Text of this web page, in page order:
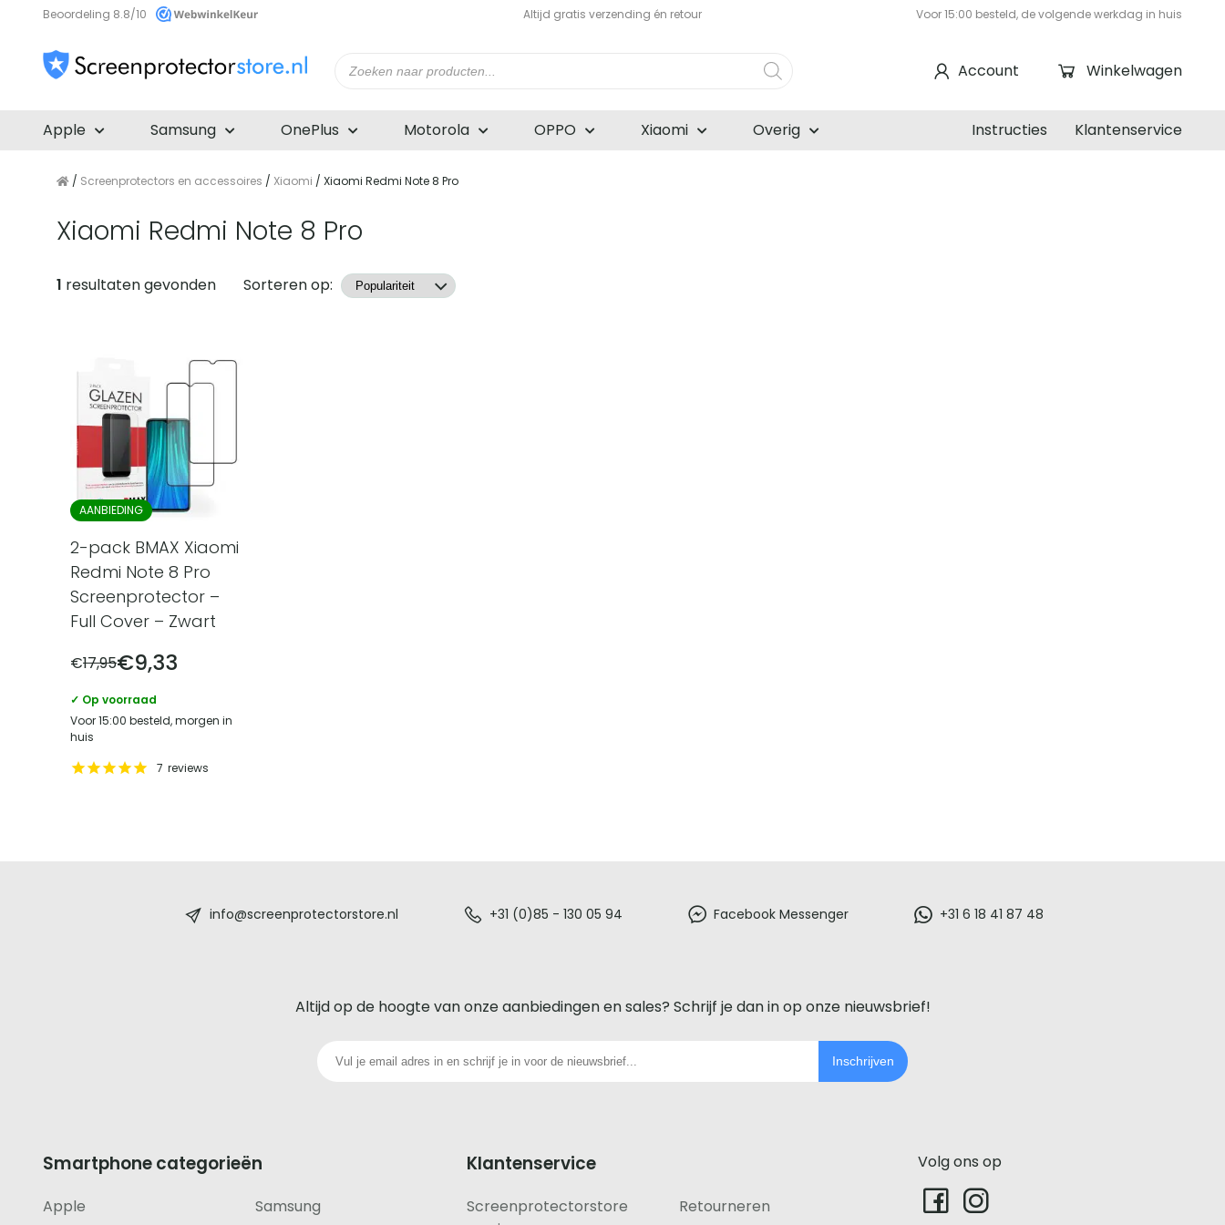
Beoordeling 8.8/10 Altijd gratis verzending én retour Voor 15:00 besteld, de volgende werkdag in huis
zoeken Winkelwagen
Account
Apple Samsung OnePlus Motorola OPPO Xiaomi Overig Klantenservice
Instructies
/ Screenprotectors en accessoires / Xiaomi / Xiaomi Redmi Note 8 Pro
Xiaomi Redmi Note 8 Pro
Producten
1 resultaten gevonden Sorteren op:
AANBIEDING
2-pack BMAX Xiaomi
Redmi Note 8 Pro
Screenprotector –
Full Cover – Zwart
€17,95€9,33
✓ Op voorraad
Voor 15:00 besteld, morgen in
huis
7 reviews
iedere
telefoon
info@screenprotectorstore.nl +31 (0)85 - 130 05 94 Facebook Messenger +31 6 18 41 87 48
Altijd op de hoogte van onze aanbiedingen en sales? Schrijf je dan in op onze nieuwsbrief!
Inschrijven
Smartphone categorieën
Apple Samsung
Klantenservice
Screenprotectorstore
Retourneren
Volg ons op